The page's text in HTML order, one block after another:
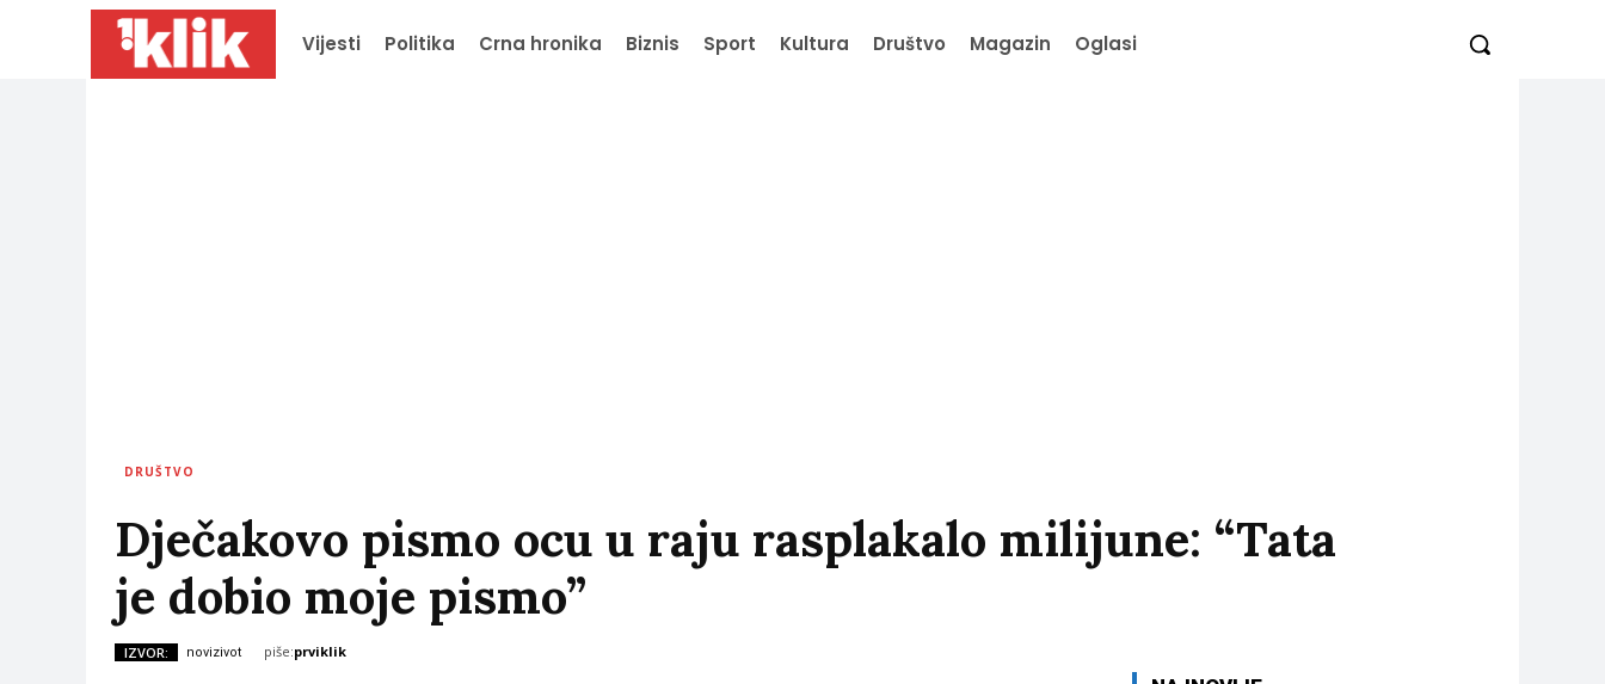
Vijesti Politika Crna hronika Biznis Sport Kultura Društvo Magazin Oglasi
DRUŠTVO
Dječakovo pismo ocu u raju rasplakalo milijune: “Tata
je dobio moje pismo”
IZVOR: novizivot piše:prviklik